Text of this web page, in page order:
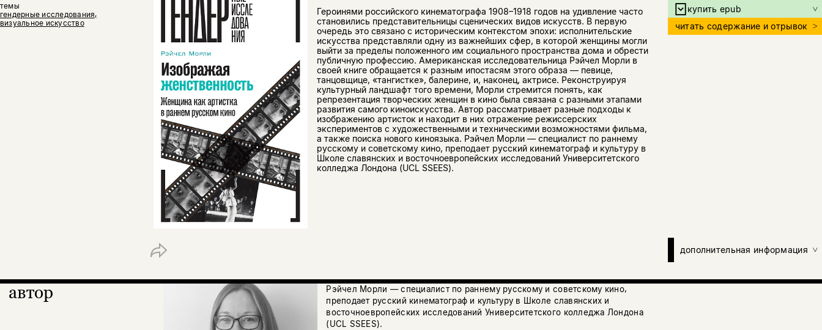
темы
гендерные исследования,
визуальное искусство
Героинями российского кинематографа 1908–1918 годов на удивление часто
становились представительницы сценических видов искусств. В первую
очередь это связано с историческим контекстом эпохи: исполнительские
искусства представляли одну из важнейших сфер, в которой женщины могли
выйти за пределы положенного им социального пространства дома и обрести
публичную профессию. Американская исследовательница Рэйчел Морли в
своей книге обращается к разным ипостасям этого образа — певице,
танцовщице, «тангистке», балерине, и, наконец, актрисе. Реконструируя
культурный ландшафт того времени, Морли стремится понять, как
репрезентация творческих женщин в кино была связана с разными этапами
развития самого киноискусства. Автор рассматривает разные подходы к
изображению артисток и находит в них отражение режиссерских
экспериментов с художественными и техническими возможностями фильма,
а также поиска нового киноязыка. Рэйчел Морли — специалист по раннему
русскому и советскому кино, преподает русский кинематограф и культуру в
Школе славянских и восточноевропейских исследований Университетского
колледжа Лондона (UCL SSEES).
купить epub
читать содержание и отрывок
дополнительная информация
автор
Рэйчел Морли — специалист по раннему русскому и советскому кино,
преподает русский кинематограф и культуру в Школе славянских и
восточноевропейских исследований Университетского колледжа Лондона
(UCL SSEES).